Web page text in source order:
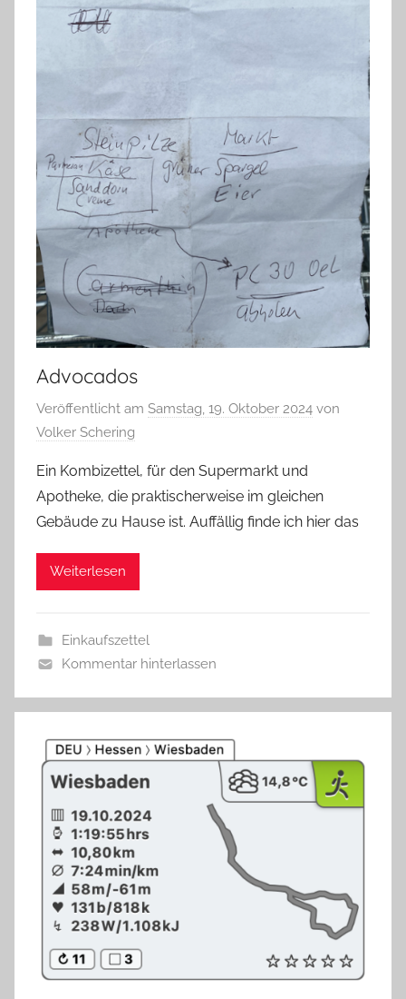
Advocados
Veröffentlicht am Samstag, 19. Oktober 2024 von
Volker Schering
Ein Kombizettel, für den Supermarkt und
Apotheke, die praktischerweise im gleichen
Gebäude zu Hause ist. Auffällig finde ich hier das
Weiterlesen
Einkaufszettel
Kommentar hinterlassen